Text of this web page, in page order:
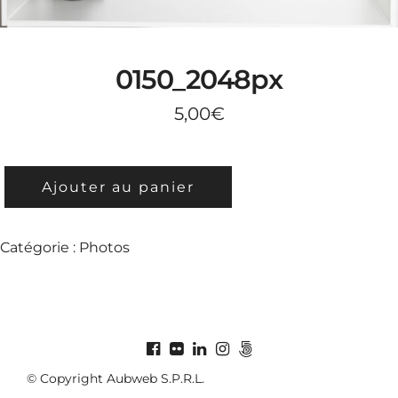
0150_2048px
5,00€
Ajouter au panier
Catégorie : Photos
© Copyright Aubweb S.P.R.L.